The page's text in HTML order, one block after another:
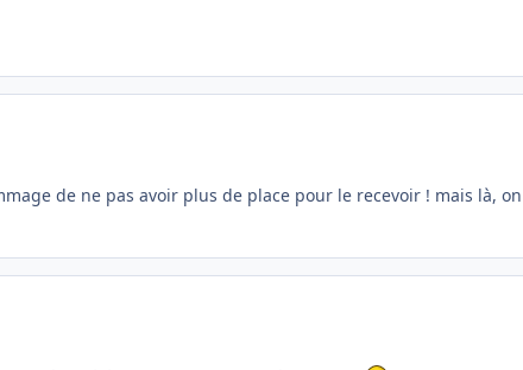
de ne pas avoir plus de place pour le recevoir ! mais là,